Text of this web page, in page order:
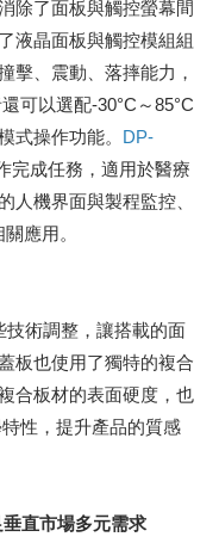
除了面板與觸控螢幕間
液晶面板與觸控模組組
擊、震動、落摔能力，
可以選配-30°C～85°C
式操作功能。 DP-
完成任務，適用於醫療
人機界面與製程監控、
應用。
技術調整，讓搭載的面
板也使用了獨特的複合
合板材的表面硬度，也
性，提升產品的質感
直市場多元需求